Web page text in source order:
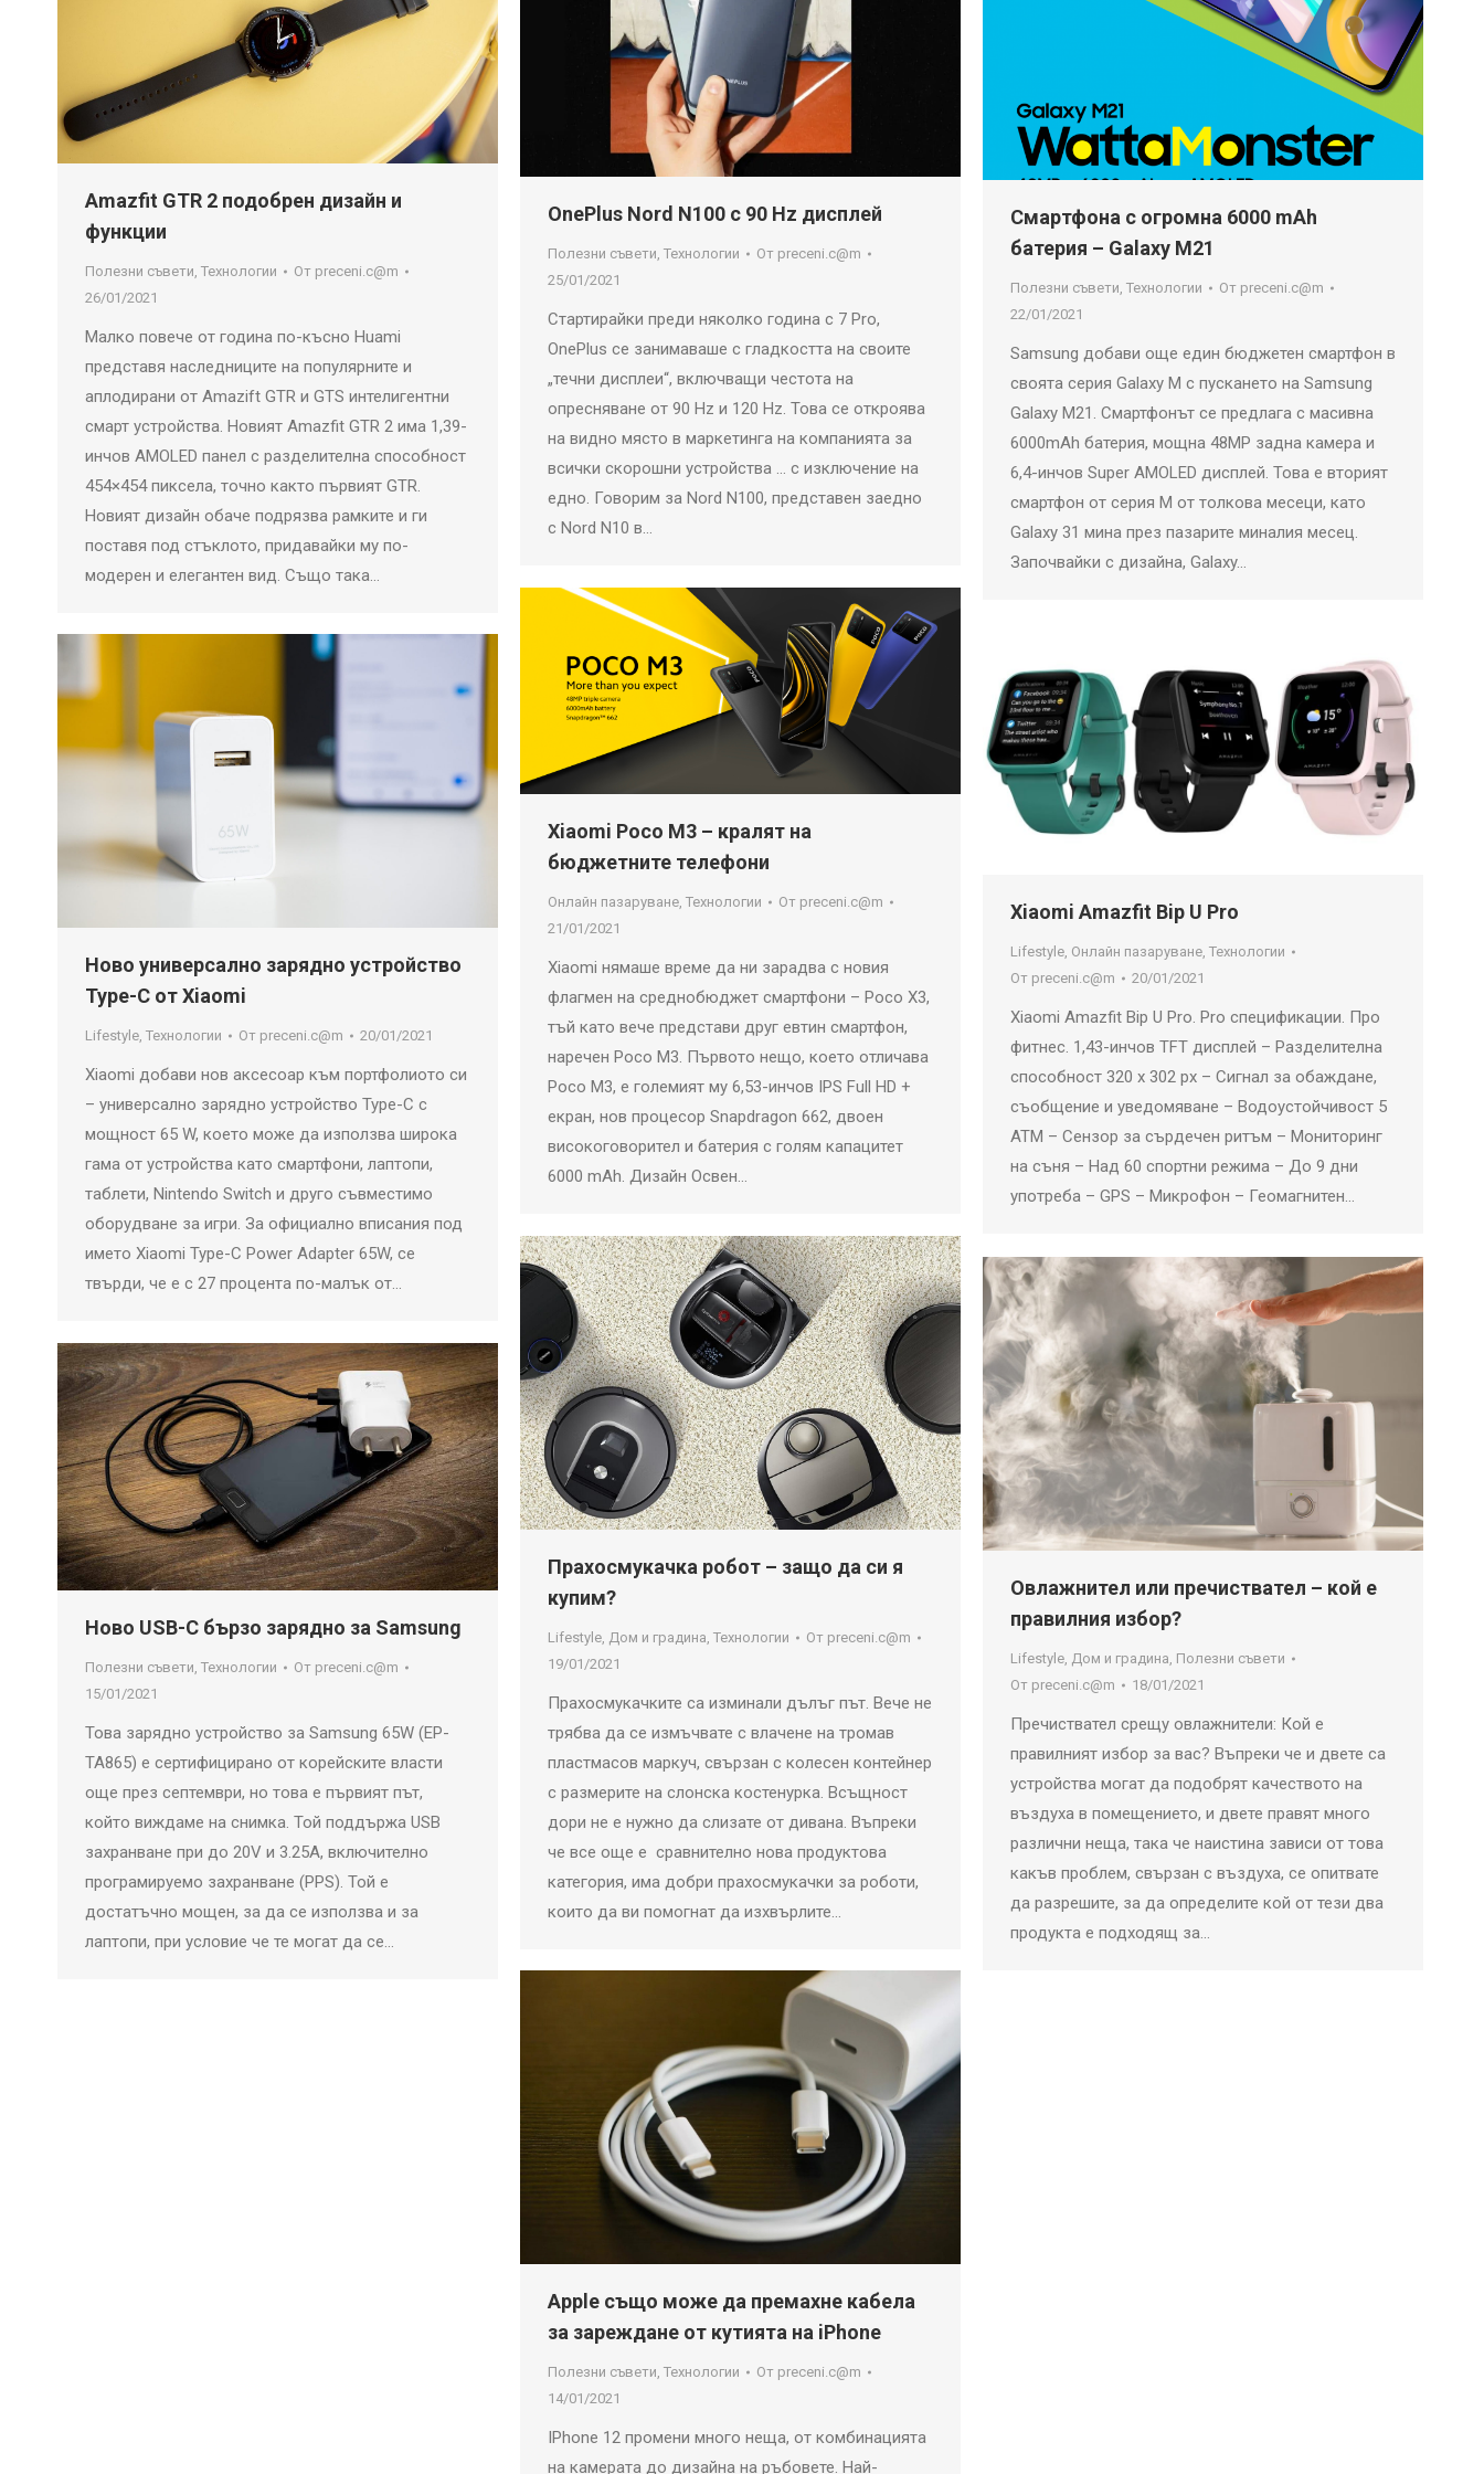
Amazfit GTR 2 подобрен дизайн и
функции
Полезни съвети Технологии От preceni.c@m
26/01/2021
Малко повече от година по-късно Huami
представя наследниците на популярните и
аплодирани от Amazift GTR и GTS интелигентни
смарт устройства. Новият Amazfit GTR 2 има 1,39-
инчов AMOLED панел с разделителна способност
454×454 пиксела, точно както първият GTR.
Новият дизайн обаче подрязва рамките и ги
поставя под стъклото, придавайки му по-
модерен и елегантен вид. Също така…
OnePlus Nord N100 с 90 Hz дисплей
Полезни съвети, Технологии От preceni.c@m
25/01/2021
Стартирайки преди няколко година с 7 Pro,
OnePlus се занимаваше с гладкостта на своите
„течни дисплеи“, включващи честота на
опресняване от 90 Hz и 120 Hz. Това се откроява
на видно място в маркетинга на компанията за
всички скорошни устройства … с изключение на
едно. Говорим за Nord N100, представен заедно
с Nord N10 в…
Смартфона с огромна 6000 mAh
батерия – Galaxy M21
Полезни съвети Технологии От preceni.c@m
22/01/2021
Samsung добави още един бюджетен смартфон в
своята серия Galaxy M с пускането на Samsung
Galaxy M21. Смартфонът се предлага с масивна
6000mAh батерия, мощна 48MP задна камера и
6,4-инчов Super AMOLED дисплей. Това е вторият
смартфон от серия M от толкова месеци, като
Galaxy 31 мина през пазарите миналия месец.
Започвайки с дизайна, Galaxy…
Xiaomi Poco M3 – кралят на
бюджетните телефони
Онлайн пазаруване Технологии От preceni.c@m
21/01/2021
Xiaomi нямаше време да ни зарадва с новия
флагмен на среднобюджет смартфони – Poco X3,
тъй като вече представи друг евтин смартфон,
наречен Poco M3. Първото нещо, което отличава
Poco M3, е големият му 6,53-инчов IPS Full HD +
екран, нов процесор Snapdragon 662, двоен
високоговорител и батерия с голям капацитет
6000 mAh. Дизайн Освен…
Xiaomi Amazfit Bip U Pro
Lifestyle, Онлайн пазаруване, Технологии
От preceni.c@m 20/01/2021
Xiaomi Amazfit Bip U Pro. Pro спецификации. Про
фитнес. 1,43-инчов TFT дисплей – Разделителна
способност 320 x 302 px – Сигнал за обаждане,
съобщение и уведомяване – Водоустойчивост 5
ATM – Сензор за сърдечен ритъм – Мониторинг
на съня – Над 60 спортни режима – До 9 дни
употреба – GPS – Микрофон – Геомагнитен…
Ново универсално зарядно устройство
Type-C от Xiaomi
Lifestyle Технологии От preceni.c@m 20/01/2021
Xiaomi добави нов аксесоар към портфолиото си
– универсално зарядно устройство Type-C с
мощност 65 W, което може да използва широка
гама от устройства като смартфони, лаптопи,
таблети, Nintendo Switch и друго съвместимо
оборудване за игри. За официално вписания под
името Xiaomi Type-C Power Adapter 65W, се
твърди, че е с 27 процента по-малък от…
Прахосмукачка робот – защо да си я
купим?
Lifestyle Дом и градина Технологии От preceni.c@m
19/01/2021
Прахосмукачките са изминали дълъг път. Вече не
трябва да се измъчвате с влачене на тромав
пластмасов маркуч, свързан с колесен контейнер
с размерите на слонска костенурка. Всъщност
дори не е нужно да слизате от дивана. Въпреки
че все още е сравнително нова продуктова
категория, има добри прахосмукачки за роботи,
които да ви помогнат да изхвърлите…
Овлажнител или пречиствател – кой е
правилния избор?
Lifestyle Дом и градина Полезни съвети
От preceni.c@m 18/01/2021
Пречиствател срещу овлажнители: Кой е
правилният избор за вас? Въпреки че и двете са
устройства могат да подобрят качеството на
въздуха в помещението, и двете правят много
различни неща, така че наистина зависи от това
какъв проблем, свързан с въздуха, се опитвате
да разрешите, за да определите кой от тези два
продукта е подходящ за…
Ново USB-C бързо зарядно за Samsung
Полезни съвети, Технологии От preceni.c@m
15/01/2021
Това зарядно устройство за Samsung 65W (EP-
TA865) е сертифицирано от корейските власти
още през септември, но това е първият път,
който виждаме на снимка. Той поддържа USB
захранване при до 20V и 3.25A, включително
програмируемо захранване (PPS). Той е
достатъчно мощен, за да се използва и за
лаптопи, при условие че те могат да се…
Apple също може да премахне кабела
за зареждане от кутията на iPhone
Полезни съвети, Технологии От preceni.c@m
14/01/2021
IPhone 12 промени много неща, от комбинацията
на камерата до дизайна на ръбовете. Най-